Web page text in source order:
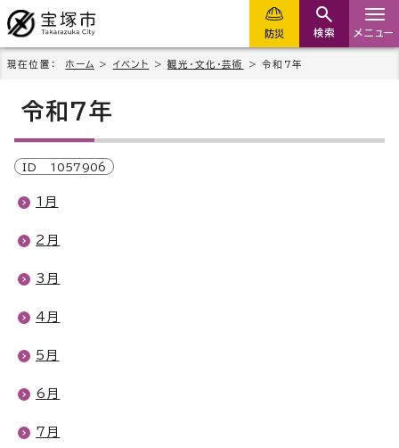
防災 検索 メニュー
現在位置： ホーム > イベント >観光・文化・芸術 > 令和7年
令和7年
ID 1057906
1月
2月
3月
4月
5月
6月
7月